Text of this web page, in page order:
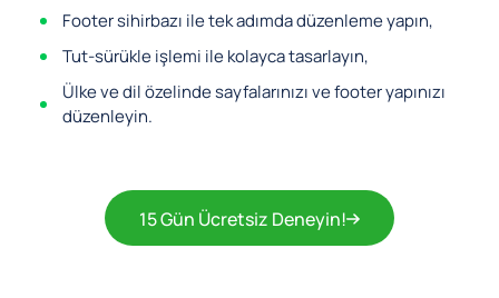
Footer sihirbazı ile tek adımda düzenleme yapın,
Tut-sürükle işlemi ile kolayca tasarlayın,
Ülke ve dil özelinde sayfalarınızı ve footer yapınızı
düzenleyin.
15 Gün Ücretsiz Deneyin!